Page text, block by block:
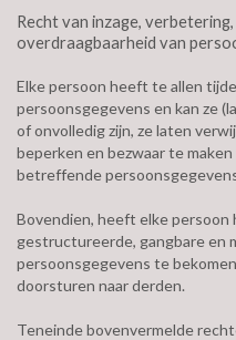
Recht van inzage,
overdraagbaarheid van
Elke persoon heeft te allen
persoonsgegevens en kan ze
of onvolledig zijn, ze laten
beperken en bezwaar te
betreffende
Bovendien, heeft elke persoon
gestructureerde, gangbare en
persoonsgegevens te
doorsturen naar derden.
Teneinde bovenvermelde